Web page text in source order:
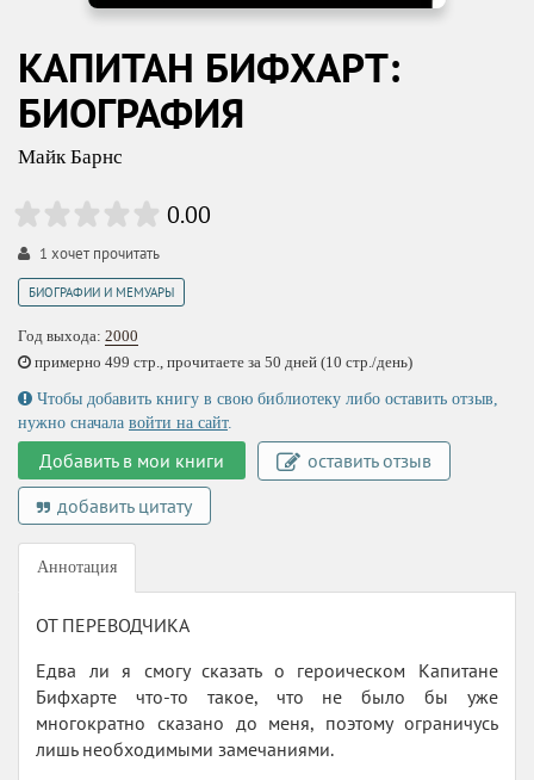
КАПИТАН БИФХАРТ:
БИОГРАФИЯ
Майк Барнс
0.00
1 хочет прочитать
БИОГРАФИИ И МЕМУАРЫ
Год выхода: 2000
примерно 499 стр., прочитаете за 50 дней (10 стр./день)
Чтобы добавить книгу в свою библиотеку либо оставить отзыв,
нужно сначала войти на сайт.
Добавить в мои книги
оставить отзыв
добавить цитату
Аннотация
ОТ ПЕРЕВОДЧИКА
Едва ли я смогу сказать о героическом Капитане
Бифхарте что-то такое, что не было бы уже
многократно сказано до меня, поэтому ограничусь
лишь необходимыми замечаниями.